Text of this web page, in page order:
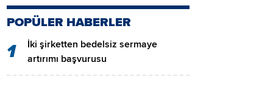
POPÜLER HABERLER
1
İki şirketten bedelsiz sermaye
artırımı başvurusu